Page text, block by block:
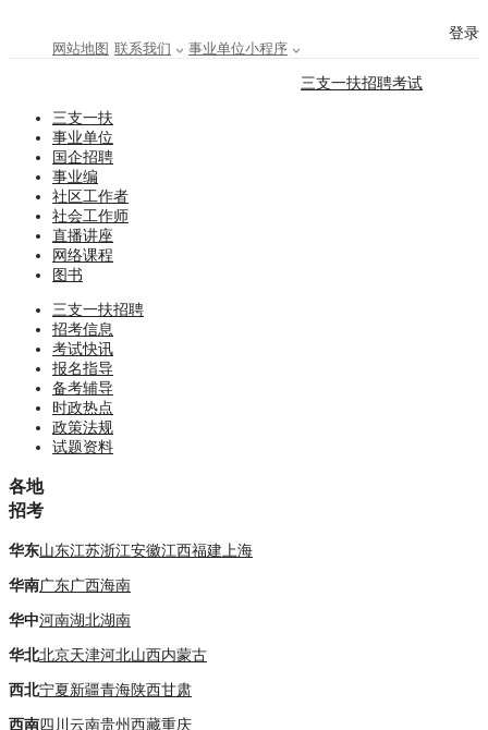
网站地图 联系我们 事业单位小程序
登录
三支一扶招聘考试
三支一扶
事业单位
国企招聘
事业编
社区工作者
社会工作师
直播讲座
网络课程
图书
三支一扶招聘
招考信息
考试快讯
报名指导
备考辅导
时政热点
政策法规
试题资料
各地
招考
华东山东江苏浙江安徽江西福建 上海
华南广东广西海南
华中河南湖北湖南
华北北京天津河北山西内蒙古
西北宁夏新疆青海陕西甘肃
西南四川 云南贵州西藏重庆